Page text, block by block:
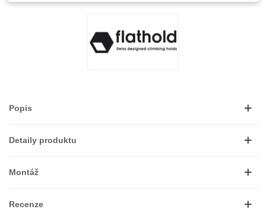
Popis
Detaily produktu
Montáž
Recenze